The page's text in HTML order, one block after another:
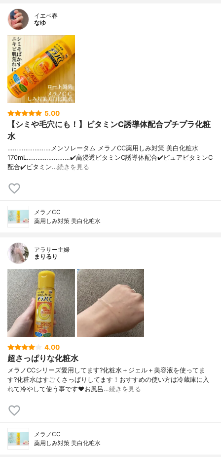
イエベ春
なゆ
5.00
【シミや毛穴にも！】ビタミンC誘導体配合プチプラ化粧
水
……………………メンソレータム メラノCC薬用しみ対策 美白化粧水
170mL……………………✔️高浸透ビタミンC誘導体配合✔️ピュアビタミンC
配合✔️ビタミン…続きを見る
メラノCC
薬用しみ対策 美白化粧水
アラサー主婦
まりるり
4.00
超さっぱりな化粧水
メラノCCシリーズ愛用してます?化粧水＋ジェル＋美容液を使ってま
す?化粧水はすごくさっぱりしてます！おすすめの使い方は冷蔵庫に入
れて冷やして使う事です❤️お風呂…続きを見る
メラノCC
薬用しみ対策 美白化粧水